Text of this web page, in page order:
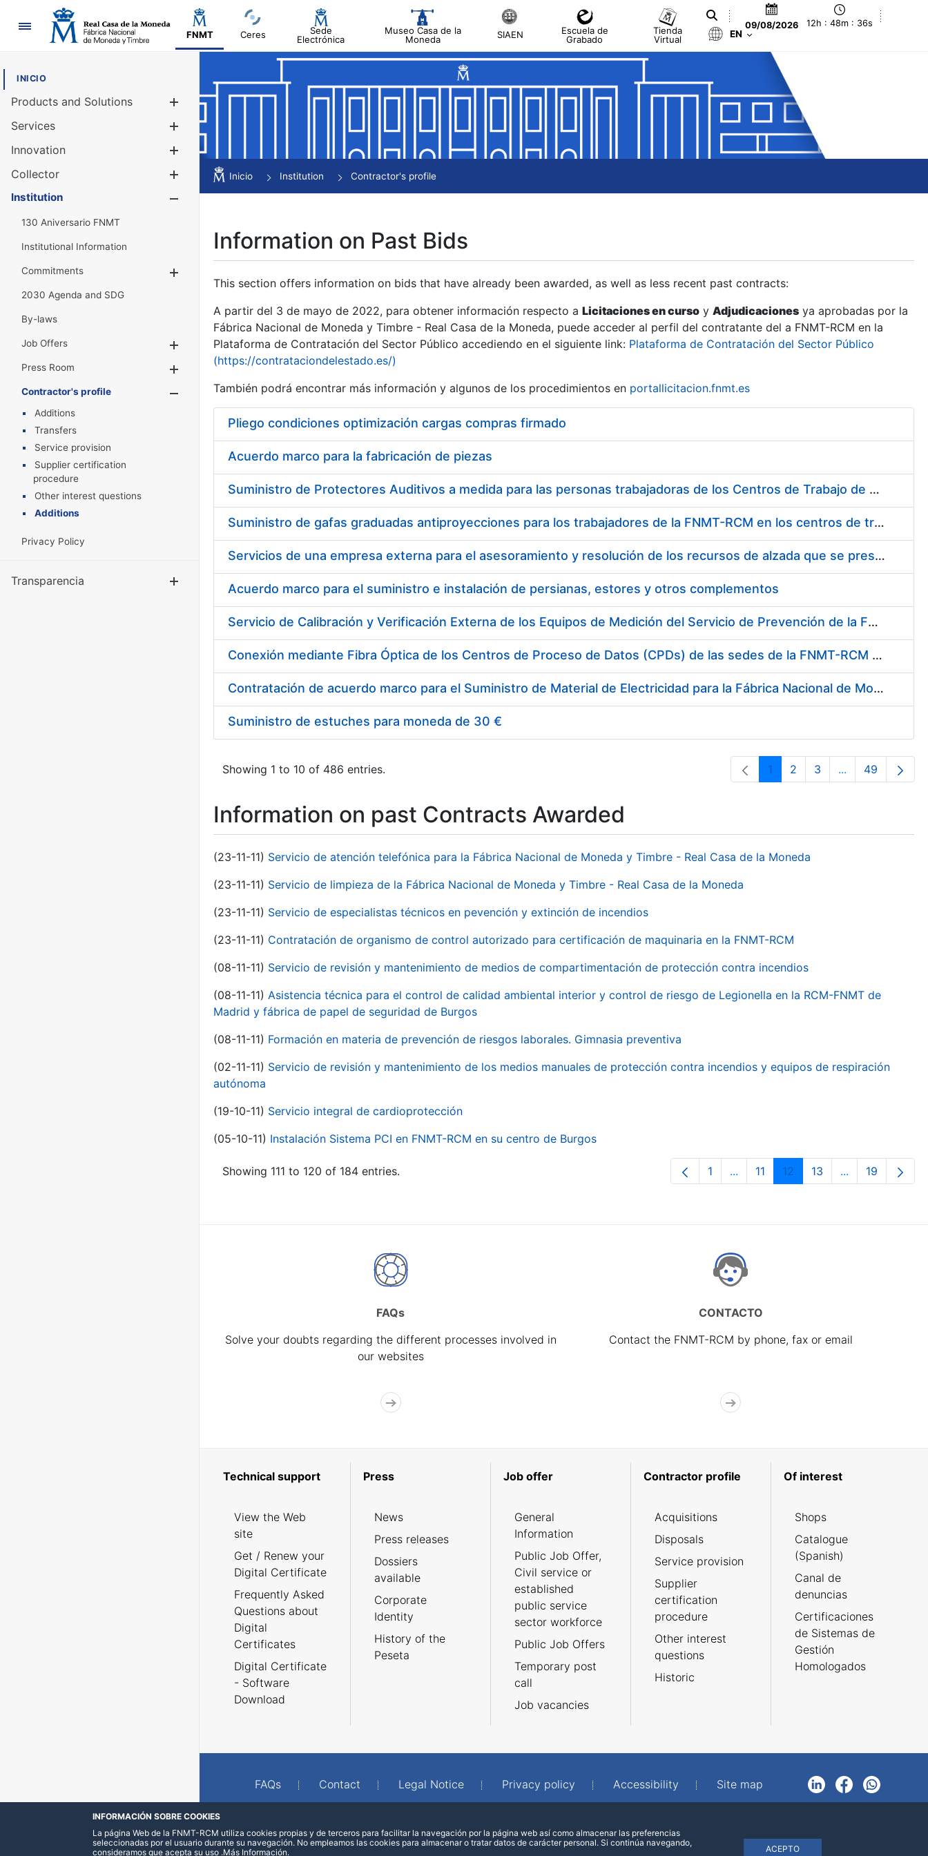
Navigation
FNMT Ceres
Sede
Electrónica
Museo Casa de la
Moneda
SIAEN
Escuela de
Grabado
Tienda
Virtual
09/08/2026 12h : 48m : 37s
EN
INICIO
Products and Solutions
Services
Innovation
Collector
Show/Hide
Institution
130 Aniversario FNMT
Institutional Information
Commitments
2030 Agenda and SDG
By-laws
Job Offers
Show/Hide
Press Room
Show/Hide
Contractor's profile
Show/Hide
Additions
Transfers
Service provision
Supplier certification
procedure
Other interest questions
Additions
Privacy Policy
Transparencia Show/Hide
Inicio Institution Contractor's profile
Information on Past Bids
This section offers information on bids that have already been awarded, as well as less recent past contracts:
A partir del 3 de mayo de 2022, para obtener información respecto a Licitaciones en curso y Adjudicaciones ya aprobadas por la
Fábrica Nacional de Moneda y Timbre - Real Casa de la Moneda, puede acceder al perfil del contratante del a FNMT-RCM en la
Plataforma de Contratación del Sector Público accediendo en el siguiente link: Plataforma de Contratación del Sector Público
(https://contrataciondelestado.es/)
También podrá encontrar más información y algunos de los procedimientos en portallicitacion.fnmt.es
Pliego condiciones optimización cargas compras firmado
Acuerdo marco para la fabricación de piezas
Suministro de Protectores Auditivos a medida para las personas trabajadoras de los Centros de Trabajo de Madrid y Burgos
Suministro de gafas graduadas antiproyecciones para los trabajadores de la FNMT-RCM en los centros de trabajo de Madrid y Burgos
Servicios de una empresa externa para el asesoramiento y resolución de los recursos de alzada que se presentan relacionados con procesos de selección para la FNMT-RCM
Acuerdo marco para el suministro e instalación de persianas, estores y otros complementos
Servicio de Calibración y Verificación Externa de los Equipos de Medición del Servicio de Prevención de la FNMT-RCM
Conexión mediante Fibra Óptica de los Centros de Proceso de Datos (CPDs) de las sedes de la FNMT-RCM de Burgos y Madrid
Contratación de acuerdo marco para el Suministro de Material de Electricidad para la Fábrica Nacional de Moneda y Timbre-Real Casa de la Moneda en su centro de trabajo de Burgos
Suministro de estuches para moneda de 30 €
Showing 1 to 10 of 486 entries. Page
1 Page
2 Page
3 ...Intermediate
Page
49
Information on past Contracts Awarded
(23-11-11) Servicio de atención telefónica para la Fábrica Nacional de Moneda y Timbre - Real Casa de la Moneda
(23-11-11) Servicio de limpieza de la Fábrica Nacional de Moneda y Timbre - Real Casa de la Moneda
(23-11-11) Servicio de especialistas técnicos en pevención y extinción de incendios
(23-11-11) Contratación de organismo de control autorizado para certificación de maquinaria en la FNMT-RCM
(08-11-11) Servicio de revisión y mantenimiento de medios de compartimentación de protección contra incendios
(08-11-11) Asistencia técnica para el control de calidad ambiental interior y control de riesgo de Legionella en la RCM-FNMT de
Madrid y fábrica de papel de seguridad de Burgos
(08-11-11) Formación en materia de prevención de riesgos laborales. Gimnasia preventiva
(02-11-11) Servicio de revisión y mantenimiento de los medios manuales de protección contra incendios y equipos de respiración
autónoma
(19-10-11) Servicio integral de cardioprotección
(05-10-11) Instalación Sistema PCI en FNMT-RCM en su centro de Burgos
Showing 111 to 120 of 184 entries. Page
1 ...Intermediate Pages Use TAB to
Page
11 Page
12 Page
13 ...Intermediate
Page
19
FAQs
Solve your doubts regarding the different processes involved in
our websites
CONTACTO
Contact the FNMT-RCM by phone, fax or email
Technical support
View the Web
site
Get / Renew your
Digital Certificate
Frequently Asked
Questions about
Digital
Certificates
Digital Certificate
- Software
Download
Press
News
Press releases
Dossiers
available
Corporate
Identity
History of the
Peseta
Job offer
General
Information
Public Job Offer,
Civil service or
established
public service
sector workforce
Public Job Offers
Temporary post
call
Job vacancies
Contractor profile
Acquisitions
Disposals
Service provision
Supplier
certification
procedure
Other interest
questions
Historic
Of interest
Shops
Catalogue
(Spanish)
Canal de
denuncias
Certificaciones
de Sistemas de
Gestión
Homologados
FAQs Contact Legal Notice Privacy policy Accessibility Site map
LinkedInFacebookWhatsApp
INFORMACIÓN SOBRE COOKIES
La página Web de la FNMT-RCM utiliza cookies propias y de terceros para facilitar la navegación por la página web así como almacenar las preferencias
seleccionadas por el usuario durante su navegación. No empleamos las cookies para almacenar o tratar datos de carácter personal. Si continúa navegando,
consideramos que acepta su uso
ACEPTO
.Más Información.